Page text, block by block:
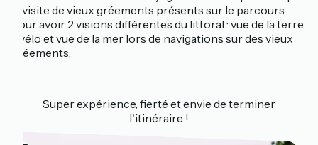
la visite de vieux gréements présents sur le parcours
pour avoir 2 visions différentes du littoral : vue de la terre
à vélo et vue de la mer lors de navigations sur des vieux
gréements.
Super expérience, fierté et envie de terminer
l'itinéraire !